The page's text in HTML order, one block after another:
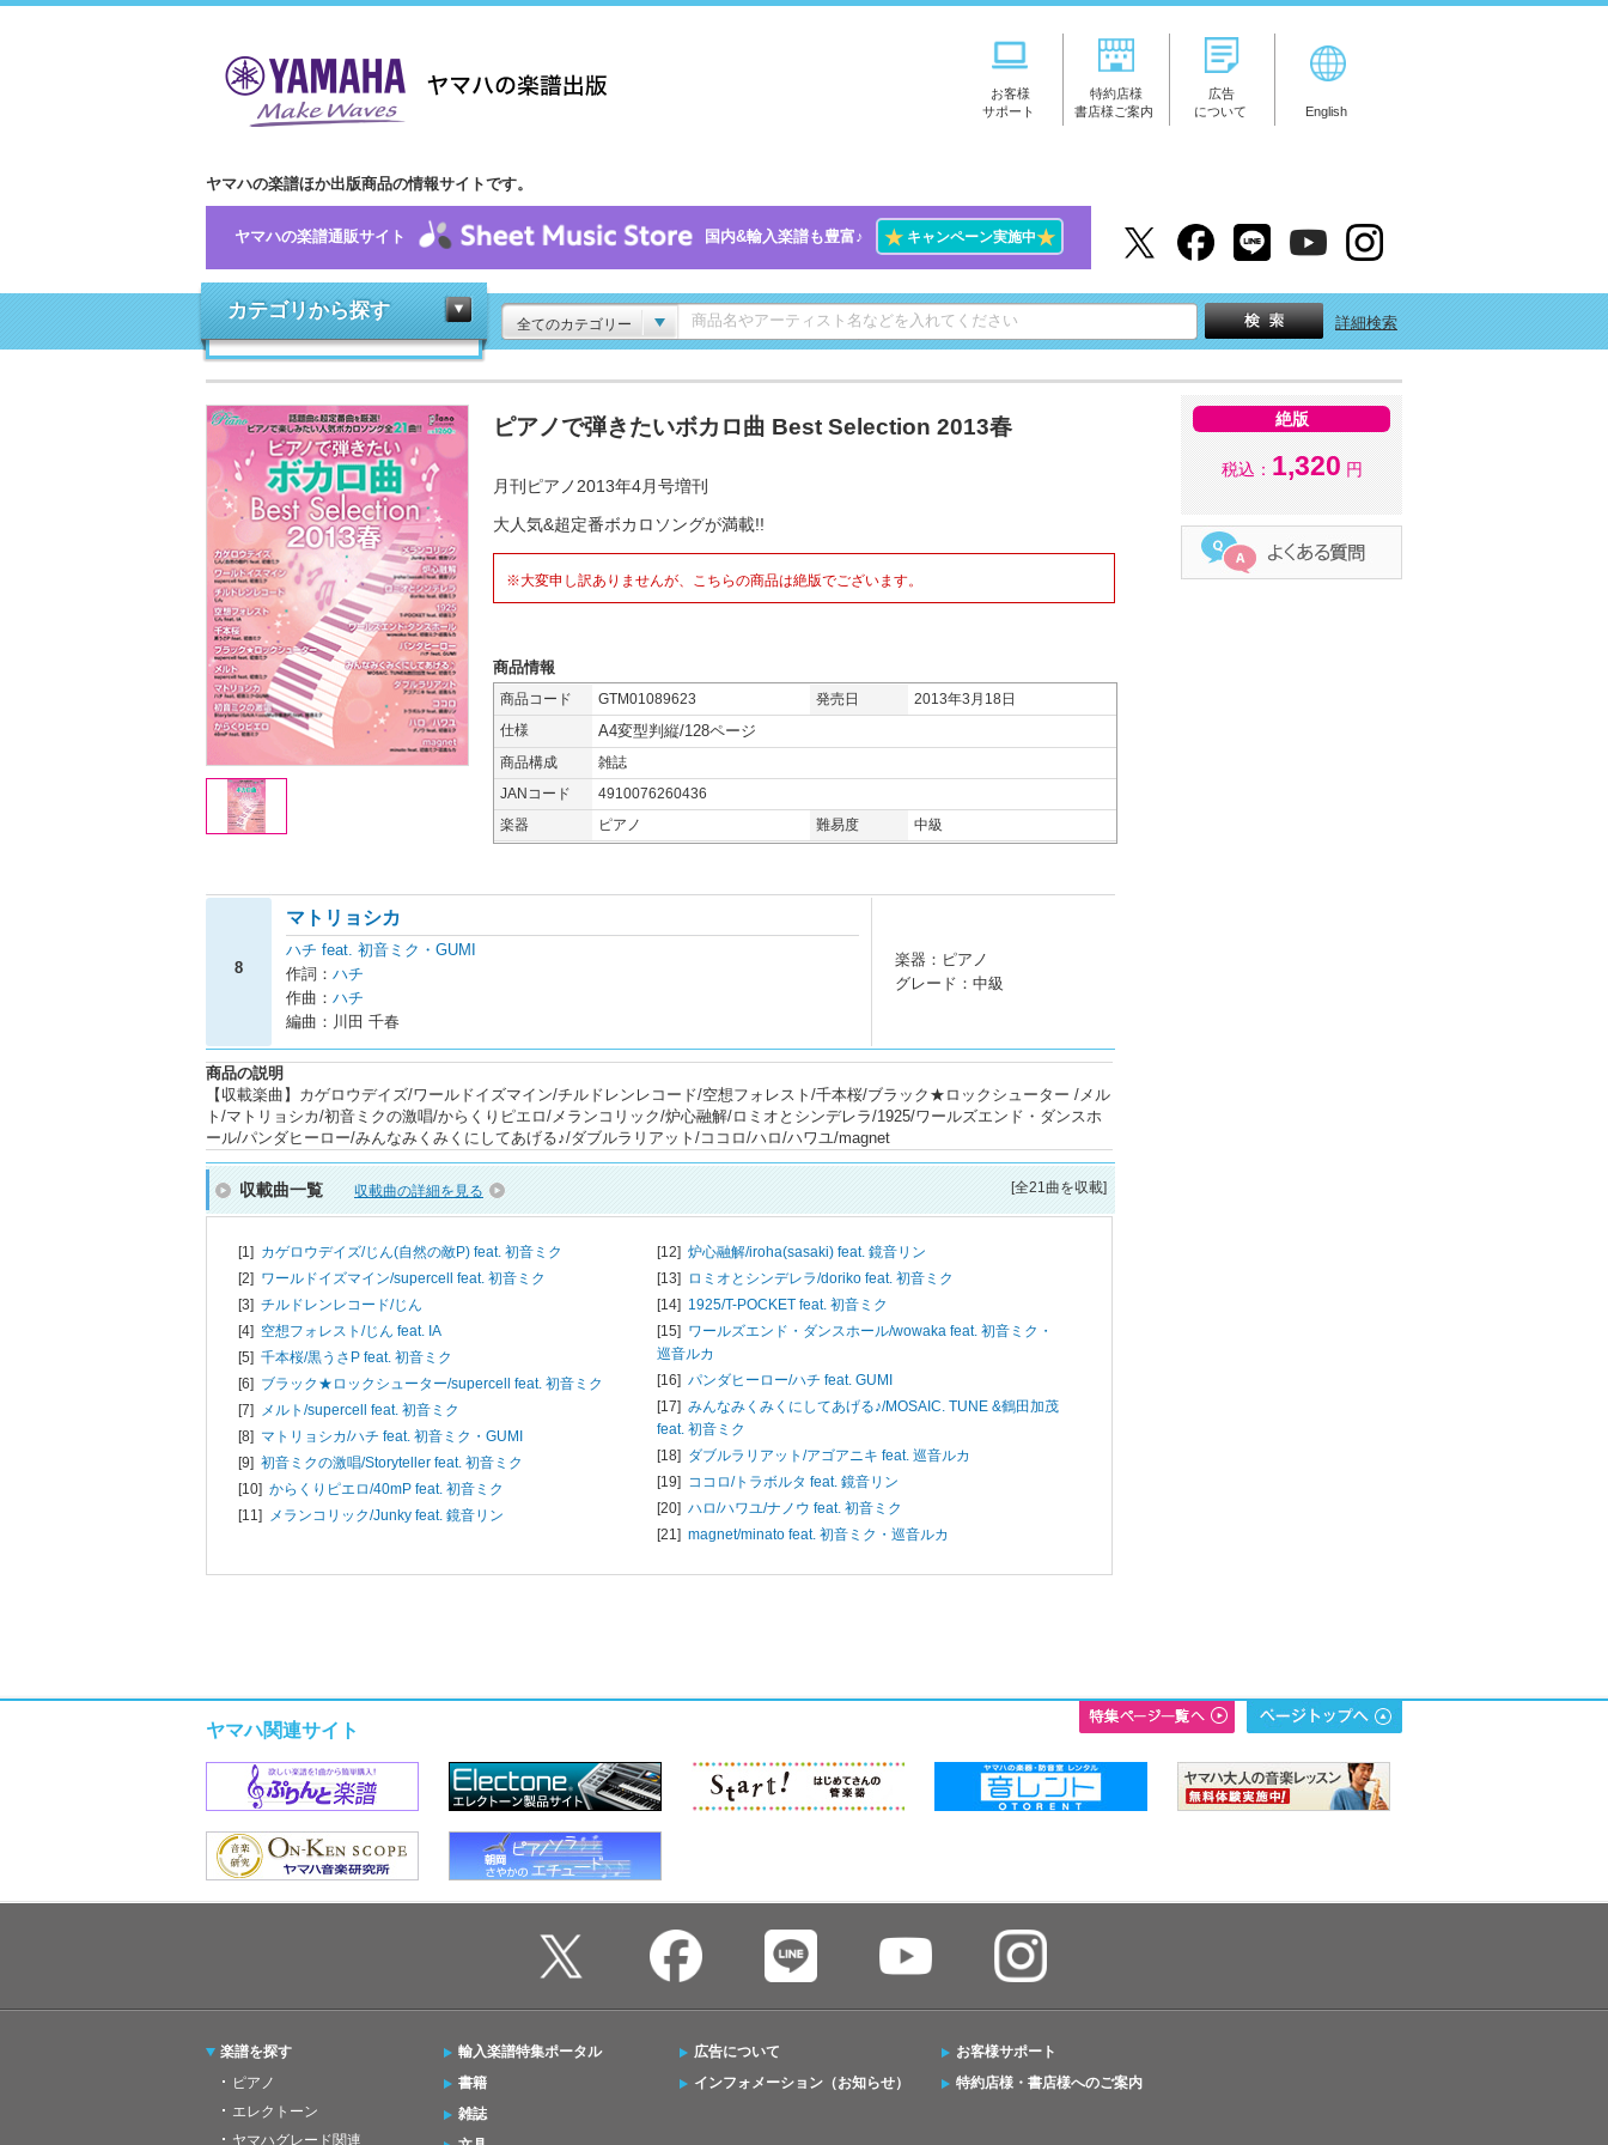
お客様
サポート
特約店様
書店様ご案内
広告
について
English
ヤマハの楽譜ほか出版商品の情報サイトです。
ヤマハの楽譜通販サイト 国内&輸入楽譜も豊富♪ ★キャンペーン実施中★
カテゴリから探す
全てのカテゴリー 詳細検索
ピアノで弾きたいボカロ曲 Best Selection 2013春
月刊ピアノ2013年4月号増刊
大人気&超定番ボカロソングが満載!!
※大変申し訳ありませんが、こちらの商品は絶版でございます。
商品情報
商品コード GTM01089623 発売日
2013年3月18日
仕様
A4変型判縦/128ページ
商品構成
雑誌
JANコード
4910076260436
楽器
ピアノ 難易度 中級
8
マトリョシカ
ハチ feat. 初音ミク・GUMI
作詞： ハチ
作曲： ハチ
編曲：川田 千春
楽器：ピアノ
グレード：中級
商品の説明
【収載楽曲】カゲロウデイズ/ワールドイズマイン/チルドレンレコード/空想フォレスト/千本桜/ブラック★ロックシューター /メル
ト/マトリョシカ/初音ミクの激唱/からくりピエロ/メランコリック/炉心融解/ロミオとシンデレラ/1925/ワールズエンド・ダンスホ
ール/パンダヒーロー/みんなみくみくにしてあげる♪/ダブルラリアット/ココロ/ハロ/ハワユ/magnet
収載曲一覧 収載曲の詳細を見る [全21曲を収載]
[1] カゲロウデイズ/じん(自然の敵P) feat. 初音ミク
[2] ワールドイズマイン/supercell feat. 初音ミク
[3] チルドレンレコード/じん
[4] 空想フォレスト/じん feat. IA
[5] 千本桜/黒うさP feat. 初音ミク
[6] ブラック★ロックシューター/supercell feat. 初音ミク
[7] メルト/supercell feat. 初音ミク
[8] マトリョシカ/ハチ feat. 初音ミク・GUMI
[9] 初音ミクの激唱/Storyteller feat. 初音ミク
[10] からくりピエロ/40mP feat. 初音ミク
[11] メランコリック/Junky feat. 鏡音リン
[12] 炉心融解/iroha(sasaki) feat. 鏡音リン
[13] ロミオとシンデレラ/doriko feat. 初音ミク
[14] 1925/T-POCKET feat. 初音ミク
[15] ワールズエンド・ダンスホール/wowaka feat. 初音ミク・
巡音ルカ
[16] パンダヒーロー/ハチ feat. GUMI
[17] みんなみくみくにしてあげる♪/MOSAIC. TUNE &鶴田加茂
feat. 初音ミク
[18] ダブルラリアット/アゴアニキ feat. 巡音ルカ
[19] ココロ/トラボルタ feat. 鏡音リン
[20] ハロ/ハワユ/ナノウ feat. 初音ミク
[21] magnet/minato feat. 初音ミク・巡音ルカ
絶版
税込： 1,320 円
ヤマハ関連サイト
楽譜を探す
ピアノ
エレクトーン
ヤマハグレード関連
輸入楽譜特集ポータル
書籍
雑誌
広告について
インフォメーション（お知らせ）
お客様サポート
特約店様・書店様へのご案内